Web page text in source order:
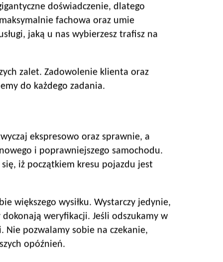
doświadczenie, dlatego
fachowa oraz umie
jaką u nas wybierzesz trafisz na
zalet. Zadowolenie klienta oraz
do każdego zadania.
ekspresowo oraz sprawnie, a
i poprawniejszego samochodu.
iż początkiem kresu pojazdu jest
większego wysiłku. Wystarczy jedynie,
weryfikacji. Jeśli odszukamy w
pozwalamy sobie na czekanie,
opóźnień.